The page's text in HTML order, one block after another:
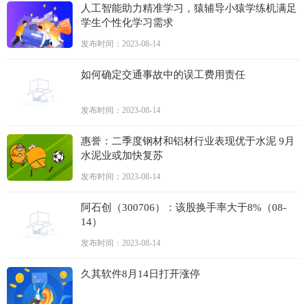
人工智能助力精准学习，猿辅导小猿学练机满足
学生个性化学习需求
发布时间：2023-08-14
如何确定交通事故中的误工费用责任
发布时间：2023-08-14
惠誉：二季度钢材和铝材行业表现优于水泥 9月
水泥业或加快复苏
发布时间：2023-08-14
阿石创（300706）：该股换手率大于8%（08-
14）
发布时间：2023-08-14
久其软件8月14日打开涨停